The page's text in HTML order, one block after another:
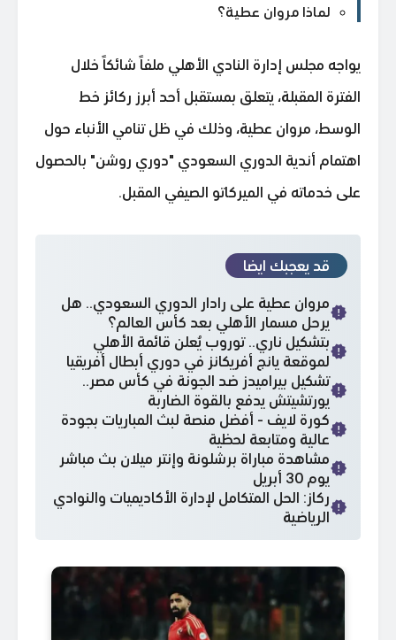
لماذا مروان عطية؟
يواجه مجلس إدارة النادي الأهلي ملفاً شائكاً خلال
الفترة المقبلة، يتعلق بمستقبل أحد أبرز ركائز خط
الوسط، مروان عطية، وذلك في ظل تنامي الأنباء حول
اهتمام أندية الدوري السعودي "دوري روشن" بالحصول
على خدماته في الميركاتو الصيفي المقبل.
قد يعجبك ايضا
مروان عطية على رادار الدوري السعودي.. هل
يرحل مسمار الأهلي بعد كأس العالم؟
بتشكيل ناري.. توروب يُعلن قائمة الأهلي
لموقعة يانج أفريكانز في دوري أبطال أفريقيا
تشكيل بيراميدز ضد الجونة في كأس مصر..
يورتشيتش يدفع بالقوة الضاربة
كورة لايف - أفضل منصة لبث المباريات بجودة
عالية ومتابعة لحظية
مشاهدة مباراة برشلونة وإنتر ميلان بث مباشر
يوم 30 أبريل
ركاز: الحل المتكامل لإدارة الأكاديميات والنوادي
الرياضية